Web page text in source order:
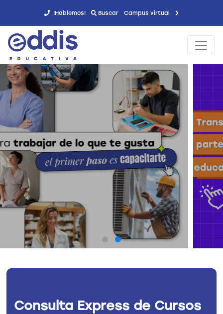
!Hablemos! Buscar Campus virtual
Consulta Express de Cursos